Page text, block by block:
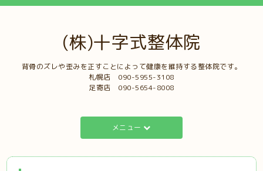
(株)十字式整体院
背骨のズレや歪みを正すことによって健康を維持する整体院です。
札幌店 ‭090-5955-3108‬
足寄店 090-5654-8008‬‭
メニュー